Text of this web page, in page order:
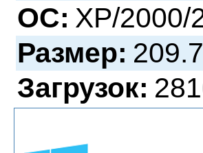
ОС: XP/2000/
Размер:
Загрузок: